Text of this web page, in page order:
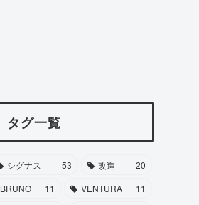
タグ一覧
シグナス 53 改造
20
BRUNO 11 VENTURA
11